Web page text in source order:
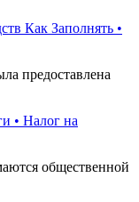
Как Заполнять •
предоставлена
• Налог на
общественной